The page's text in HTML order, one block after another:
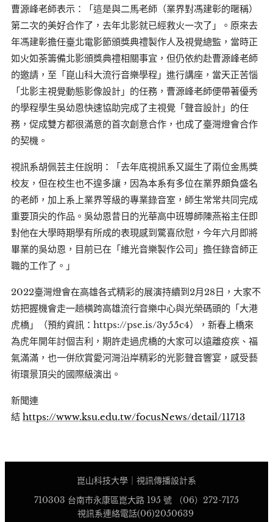
曹源峰老師表示：「這是與二馬老師（業界對馮建彰的暱稱）
第二次的美好合作了，去年北影就已經救火一次了」。原來去
年馮建彰擔任臺北電影節頒獎典禮製作人及視覺總監，當時正
如火如荼籌備北影頒獎典禮相關事宜，但仍依約赴曹源峰老師
的邀請，至「崑山科大流行音樂學程」進行講座，當天正苦惱
「北影主視覺動態影像設計」的任務，曹源峰老師便帶著優秀
的學程學生吳幼恩快速協助完成了主視覺「聲音設計」的任
務，促成雙方都很滿意的首次創意合作，也成了臺灣燈會合作
的契機。
視訊系胡佩芸主任說明：「去年底視訊系又誕生了兩位金馬獎
校友，但在校生也不遑多讓，因為本系有多位在業界頗負盛名
的老師，加上系上業界等級的專業錄音室，師生常常共同完成
重要頂尖的作品。吳幼恩昔日的光華高中班導師陳燕裕主任即
對他在大學時期學有所成的表現感到驚喜欣慰，今年六月即將
畢業的吳幼恩，目前已在「維光音樂製作公司」擔任錄音師正
職的工作了。」
2022臺灣燈會在高雄各式精彩的展演持續到2月28日，大家不
妨把握機會走一趟橫跨高雄流行音樂中心與光榮碼頭的「大港
虎橋」（預約資訊：https://pse.is/3y55c4），新春上橋來
為虎年開年討個吉利，期許走過虎橋的大家可以遠離疫疾、福
氣滿滿，也一併欣賞愛河灣沿岸精彩的光影聲音響宴，感受藝
術環景頂尖的國際級演出。
新聞連
結 https://www.ksu.edu.tw/focusNews/detail/11713
崑山科技大學｜視訊傳播設計系
710303 台南市永康區崑大路 195 號 （06）272-7175
視訊系連絡電話(06)2050639